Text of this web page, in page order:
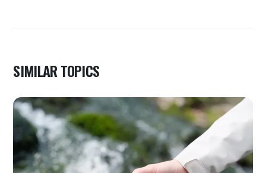
SIMILAR TOPICS